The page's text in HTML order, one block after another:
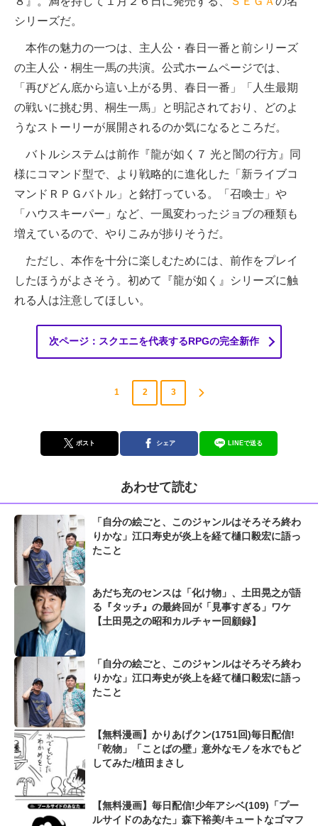
シリーズだ。
本作の魅力の一つは、主人公・春日一番と前シリーズ
の主人公・桐生一馬の共演。公式ホームページでは、
「再びどん底から這い上がる男、春日一番」「人生最期
の戦いに挑む男、桐生一馬」と明記されており、どのよ
うなストーリーが展開されるのか気になるところだ。
バトルシステムは前作『龍が如く７ 光と闇の行方』同
様にコマンド型で、より戦略的に進化した「新ライブコ
マンドＲＰＧバトル」と銘打っている。「召喚士」や
「ハウスキーパー」など、一風変わったジョブの種類も
増えているので、やりこみが捗りそうだ。
ただし、本作を十分に楽しむためには、前作をプレイ
したほうがよさそう。初めて『龍が如く』シリーズに触
れる人は注意してほしい。
次ページ：スクエニを代表するRPGの完全新作
1 2 3
ポスト シェア LINEで送る
あわせて読む
「自分の絵ごと、このジャンルはそろそろ終わ
りかな」江口寿史が炎上を経て樋口毅宏に語っ
たこと
あだち充のセンスは「化け物」、土田晃之が語
る『タッチ』の最終回が「見事すぎる」ワケ
【土田晃之の昭和カルチャー回顧録】
「自分の絵ごと、このジャンルはそろそろ終わ
りかな」江口寿史が炎上を経て樋口毅宏に語っ
たこと
【無料漫画】かりあげクン(1751回)毎日配信!
「乾物」「ことばの壁」意外なモノを水でもど
してみた/植田まさし
【無料漫画】毎日配信!少年アシベ(109)「プー
ルサイドのあなた」森下裕美/キュートなゴマフ